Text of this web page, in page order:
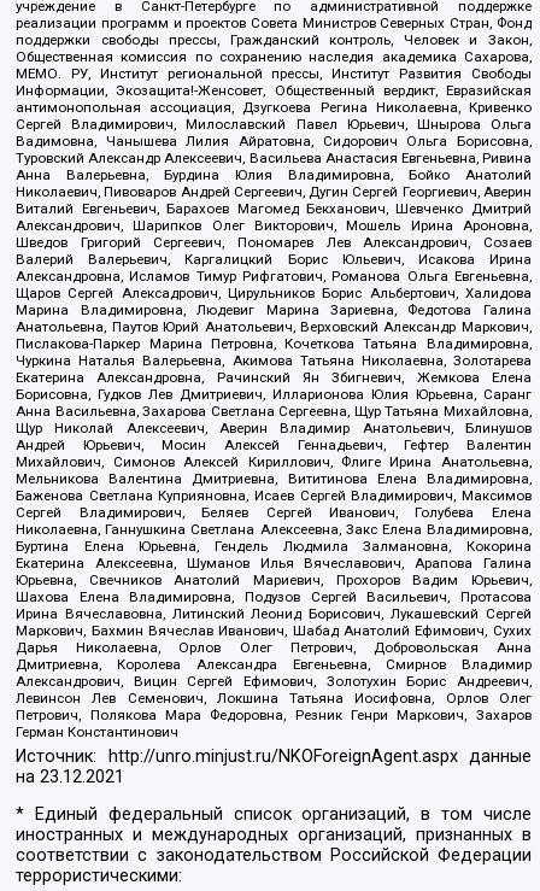
учреждение в Санкт-Петербурге по административной поддержке
реализации программ и проектов Совета Министров Северных Стран, Фонд
поддержки свободы прессы, Гражданский контроль, Человек и Закон,
Общественная комиссия по сохранению наследия академика Сахарова,
МЕМО. РУ, Институт региональной прессы, Институт Развития Свободы
Информации, Экозащита!-Женсовет, Общественный вердикт, Евразийская
антимонопольная ассоциация, Дзугкоева Регина Николаевна, Кривенко
Сергей Владимирович, Милославский Павел Юрьевич, Шнырова Ольга
Вадимовна, Чанышева Лилия Айратовна, Сидорович Ольга Борисовна,
Туровский Александр Алексеевич, Васильева Анастасия Евгеньевна, Ривина
Анна Валерьевна, Бурдина Юлия Владимировна, Бойко Анатолий
Николаевич, Пивоваров Андрей Сергеевич, Дугин Сергей Георгиевич, Аверин
Виталий Евгеньевич, Барахоев Магомед Бекханович, Шевченко Дмитрий
Александрович, Шарипков Олег Викторович, Мошель Ирина Ароновна,
Шведов Григорий Сергеевич, Пономарев Лев Александрович, Созаев
Валерий Валерьевич, Каргалицкий Борис Юльевич, Исакова Ирина
Александровна, Исламов Тимур Рифгатович, Романова Ольга Евгеньевна,
Щаров Сергей Алексадрович, Цирульников Борис Альбертович, Халидова
Марина Владимировна, Людевиг Марина Зариевна, Федотова Галина
Анатольевна, Паутов Юрий Анатольевич, Верховский Александр Маркович,
Пислакова-Паркер Марина Петровна, Кочеткова Татьяна Владимировна,
Чуркина Наталья Валерьевна, Акимова Татьяна Николаевна, Золотарева
Екатерина Александровна, Рачинский Ян Збигневич, Жемкова Елена
Борисовна, Гудков Лев Дмитриевич, Илларионова Юлия Юрьевна, Саранг
Анна Васильевна, Захарова Светлана Сергеевна, Щур Татьяна Михайловна,
Щур Николай Алексеевич, Аверин Владимир Анатольевич, Блинушов
Андрей Юрьевич, Мосин Алексей Геннадьевич, Гефтер Валентин
Михайлович, Симонов Алексей Кириллович, Флиге Ирина Анатольевна,
Мельникова Валентина Дмитриевна, Вититинова Елена Владимировна,
Баженова Светлана Куприяновна, Исаев Сергей Владимирович, Максимов
Сергей Владимирович, Беляев Сергей Иванович, Голубева Елена
Николаевна, Ганнушкина Светлана Алексеевна, Закс Елена Владимировна,
Буртина Елена Юрьевна, Гендель Людмила Залмановна, Кокорина
Екатерина Алексеевна, Шуманов Илья Вячеславович, Арапова Галина
Юрьевна, Свечников Анатолий Мариевич, Прохоров Вадим Юрьевич,
Шахова Елена Владимировна, Подузов Сергей Васильевич, Протасова
Ирина Вячеславовна, Литинский Леонид Борисович, Лукашевский Сергей
Маркович, Бахмин Вячеслав Иванович, Шабад Анатолий Ефимович, Сухих
Дарья Николаевна, Орлов Олег Петрович, Добровольская Анна
Дмитриевна, Королева Александра Евгеньевна, Смирнов Владимир
Александрович, Вицин Сергей Ефимович, Золотухин Борис Андреевич,
Левинсон Лев Семенович, Локшина Татьяна Иосифовна, Орлов Олег
Петрович, Полякова Мара Федоровна, Резник Генри Маркович, Захаров
Герман Константинович
Источник: http://unro.minjust.ru/NKOForeignAgent.aspxданные
на23.12.2021
* Единый федеральный список организаций, в том числе
иностранных и международных организаций, признанных в
соответствии с законодательством Российской Федерации
террористическими: